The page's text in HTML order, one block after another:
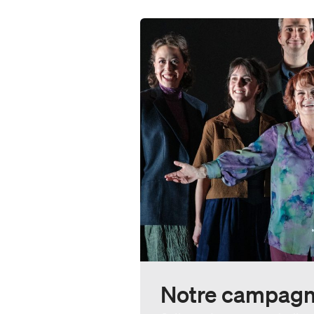
À propos de Duceppe
Nos engagements
Notre